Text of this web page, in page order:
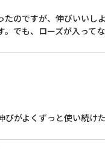
たのですが、伸びいい
でも、ローズが入って